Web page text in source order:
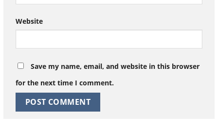
Website
Save my name, email, and website in this browser
for the next time I comment.